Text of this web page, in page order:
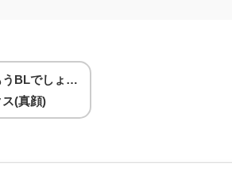
BLでしょ…
(真顔)